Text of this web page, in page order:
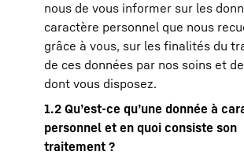
nous de vous informer sur les
caractère personnel que nous
grâce à vous, sur les finalités du
de ces données par nos soins et
dont vous disposez.
1.2 Qu’est-ce qu’une donnée à
personnel et en quoi consiste son
traitement ?